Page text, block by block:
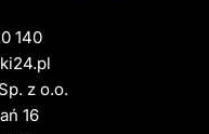
140
z o.o.
16